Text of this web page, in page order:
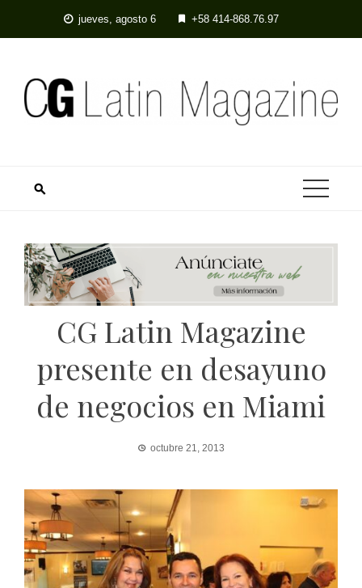
jueves, agosto 6 +58 414-868.76.97
CG Latin Magazine
presente en desayuno
de negocios en Miami
octubre 21, 2013